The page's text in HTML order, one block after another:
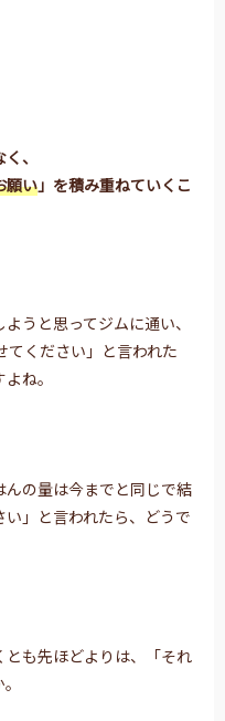
、
願い 」を積み重ねていくこ
うと思ってジムに通い、
てください」と言われた
ね。
の量は今までと同じで結
」と言われたら、どうで
も先ほどよりは、「それ